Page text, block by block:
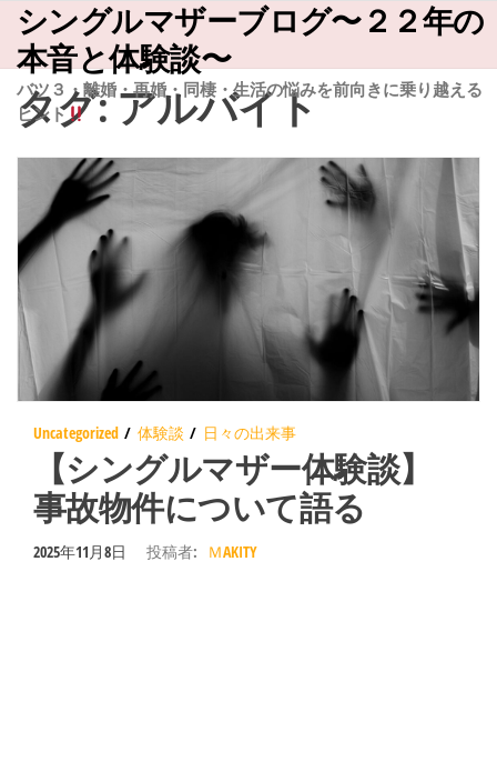
コ
ン
テ
ン
ツ
ス
キ
ッ
プ
シングルマザーブログ〜２２年の
本音と体験談〜
バツ３・離婚・再婚・同棲・生活の悩みを前向きに乗り越える
ヒント
タグ:アルバイト
Uncategorized 体験談 日々の出来事
【シングルマザー体験談】
事故物件について語る
2025年11月8日 投稿者: ＭAKITY